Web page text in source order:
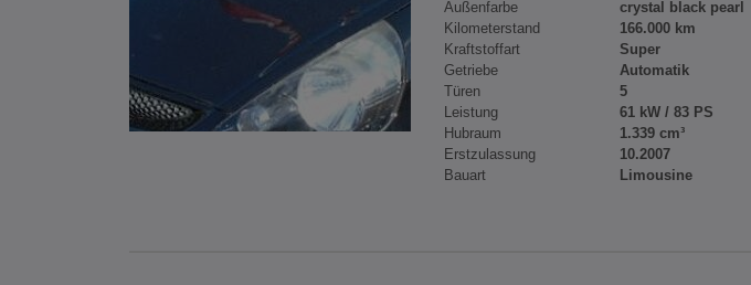
Außenfarbe
crystal black pearl
Kilometerstand
166.000 km
Kraftstoffart
Super
Getriebe
Automatik
Türen
5
Leistung
61 kW / 83 PS
Hubraum
1.339 cm³
Erstzulassung
10.2007
Bauart
Limousine